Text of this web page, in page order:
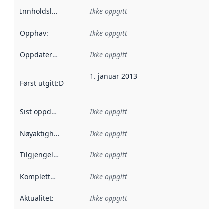
Innholdsleverandører :
Ikke oppgitt
Opphav: Ikke oppgitt
Oppdateringsfrekvens :
Ikke oppgitt
Først utgitt:Denne datoen sier når dataene i dette
1. januar 2013
Sist oppdatert Ikke oppgitt
Nøyaktighet Ikke oppgitt
Tilgjengelighet Ikke oppgitt
Kompletthet Ikke oppgitt
Aktualitet: Ikke oppgitt